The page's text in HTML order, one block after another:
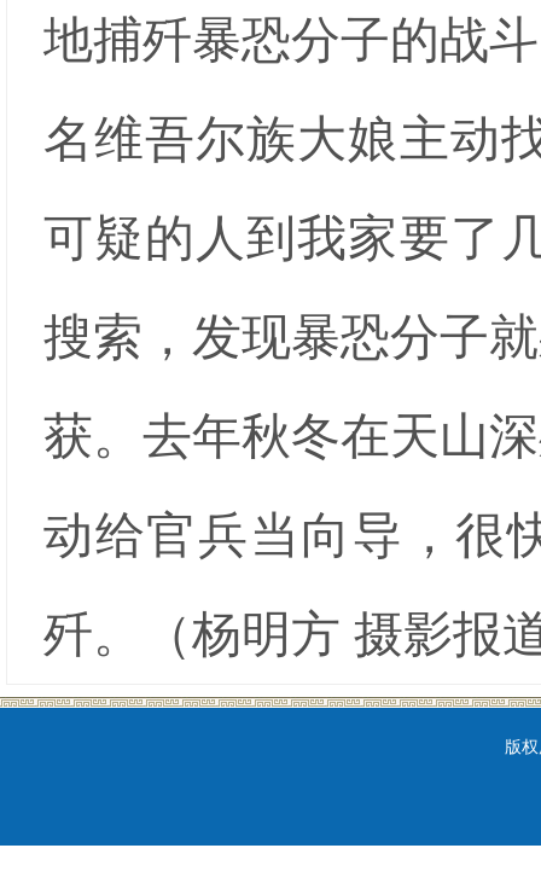
地捕歼暴恐分子的战
名维吾尔族大娘主动
可疑的人到我家要了
搜索，发现暴恐分子
获。去年秋冬在天山
动给官兵当向导，很
歼。（杨明方 摄影报
版